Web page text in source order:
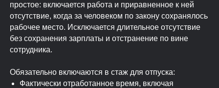
простое: включается работа и приравненное к ней
отсутствие, когда за человеком по закону сохранялось
рабочее место. Исключается длительное отсутствие
без сохранения зарплаты и отстранение по вине
сотрудника.
Обязательно включаются в стаж для отпуска:
Фактически отработанное время, включая
Как рассчитать отпуск
сотрудника в 2024 году